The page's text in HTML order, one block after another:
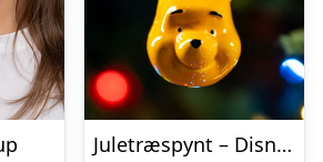
Juletræspynt – Disney – Peter Plys